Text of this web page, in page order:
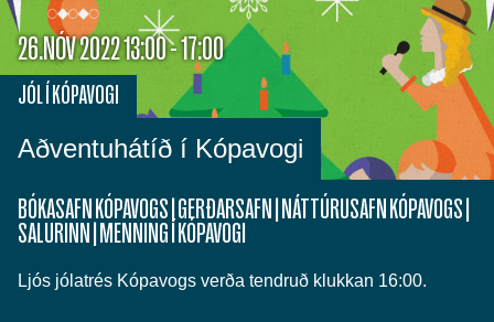
26.NÓV 2022 13:00 - 17:00
Aðventuhátíð í Kópavogi
JÓL Í KÓPAVOGI
BÓKASAFN KÓPAVOGS GERÐARSAFN NÁTTÚRUSAFN KÓPAVOGS
SALURINN MENNING Í KÓPAVOGI
Ljós jólatrés Kópavogs verða tendruð klukkan 16:00.